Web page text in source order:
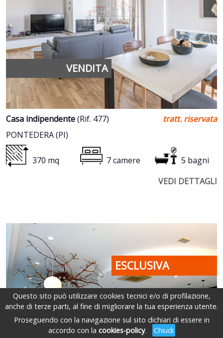
Questo sito può utilizzare cookies tecnici e/o di profilazione,
anche di terze parti, al fine di migliorare la tua esperienza utente.
Proseguendo con la navigazione sul sito dichiari di essere in
accordo con la cookies-policy. Chiudi
VENDITA
Casa indipendente(Rif. 477)
tratt. riservata
PONTEDERA (PI)
370 mq 7 camere
5 bagni
VEDI DETTAGLI
ESCLUSIVA